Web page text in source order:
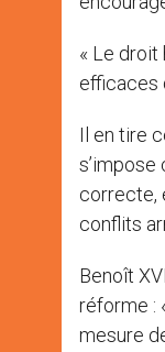
« Le
efficaces
Il en tire
correcte,
conflits
Benoît
réforme :
mesure